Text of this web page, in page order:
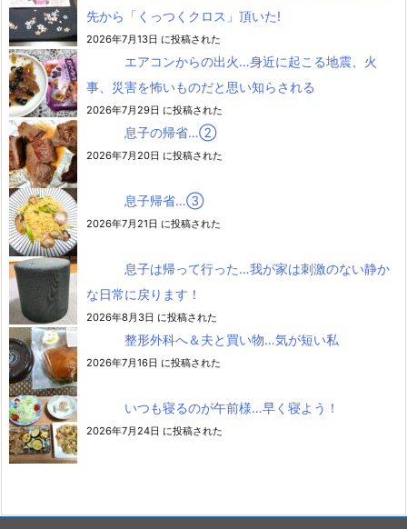
先から「くっつくクロス」頂いた!
2026年7月13日 に投稿された
エアコンからの出火…身近に起こる地震、火
事、災害を怖いものだと思い知らされる
2026年7月29日 に投稿された
息子の帰省…②
2026年7月20日 に投稿された
息子帰省…③
2026年7月21日 に投稿された
息子は帰って行った…我が家は刺激のない静か
な日常に戻ります！
2026年8月3日 に投稿された
整形外科へ＆夫と買い物…気が短い私
2026年7月16日 に投稿された
いつも寝るのが午前様…早く寝よう！
2026年7月24日 に投稿された